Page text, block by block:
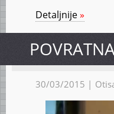
Detaljnije»
30/03/2015 |